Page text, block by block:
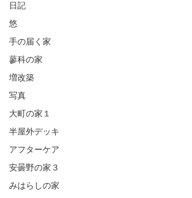
日記
悠
手の届く家
蓼科の家
増改築
写真
大町の家１
半屋外デッキ
アフターケア
安曇野の家３
みはらしの家